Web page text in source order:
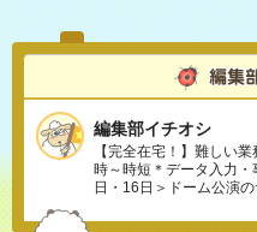
編集部イチオシ
【完全在宅！】難しい
時～時短＊データ入力
日・16日＞ドーム公演